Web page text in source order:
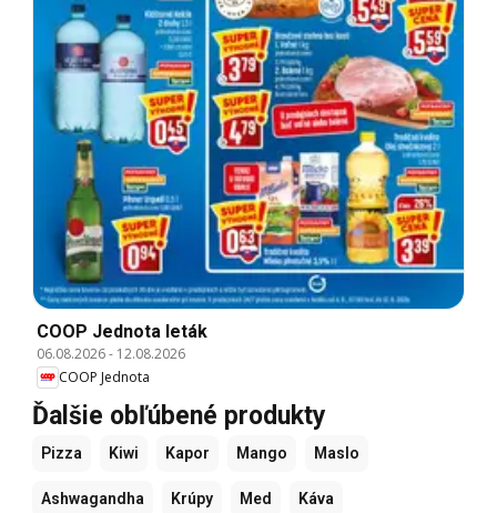
COOP Jednota leták
06.08.2026- 12.08.2026
COOP Jednota
Ďalšie obľúbené produkty
Pizza Kiwi Kapor Mango Maslo
Ashwagandha Krúpy Med Káva